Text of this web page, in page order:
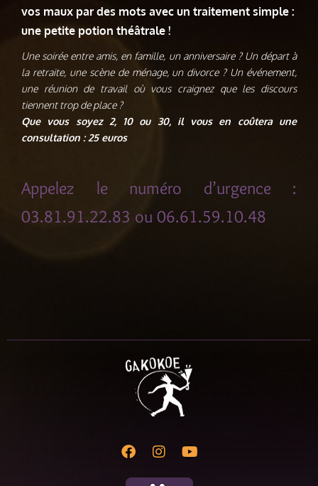
vos maux par des mots avec un traitement simple :
une petite potion théâtrale !
Une soirée entre amis, en famille, un anniversaire ? Un départ à
la retraite, une scène de ménage, un divorce ? Un événement,
une réunion de travail où vous craignez que les discours
tiennent trop de place ?
Que vous soyez 2, 10 ou 30, il vous en coûtera une
consultation : 25 euros
Appelez le numéro d’urgence :
03.81.91.22.83 ou 06.61.59.10.48